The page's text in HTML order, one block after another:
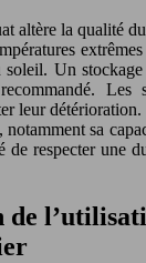
altère la qualité
Un
Les
leur
notamment sa
respecter une